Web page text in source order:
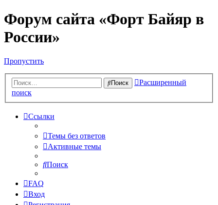
Форум сайта «Форт Байяр в
России»
Пропустить
Поиск
Расширенный
поиск
Ссылки
Темы без ответов
Активные темы
Поиск
FAQ
Вход